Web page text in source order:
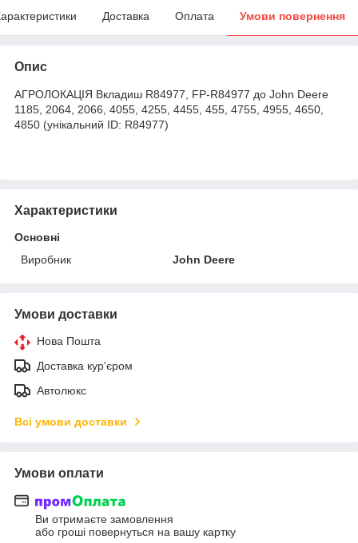
Доставка Оплата Умови повернення
Опис
АГРОЛОКАЦІЯ Вкладиш R84977, FP-R84977 до John Deere
1185, 2064, 2066, 4055, 4255, 4455, 455, 4755, 4955, 4650,
4850 (унікальний ID: R84977)
Характеристики
Основні
Виробник
John Deere
Умови доставки
Нова Пошта
Доставка кур'єром
Автолюкс
Всі умови доставки
Умови оплати
Ви отримаєте замовлення
або гроші повернуться на вашу картку